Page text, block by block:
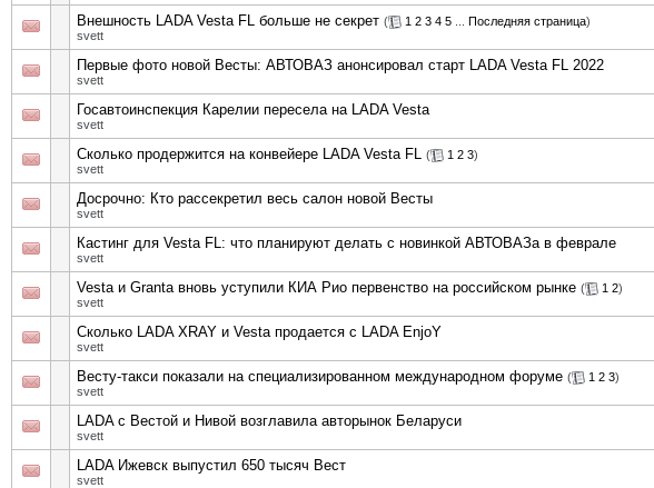
Внешность LADA Vesta FL больше не секрет ( 1 2 3 4 5 Последняя страница)
svett
Первые фото новой Весты: АВТОВАЗ анонсировал старт LADA Vesta FL 2022
svett
Госавтоинспекция Карелии пересела на LADA Vesta
svett
Сколько продержится на конвейере LADA Vesta FL ( 1 2 3)
svett
Досрочно: Кто рассекретил весь салон новой Весты
svett
Кастинг для Vesta FL: что планируют делать с новинкой АВТОВАЗа в феврале
svett
Vesta и Granta вновь уступили КИА Рио первенство на российском рынке ( 1 2)
svett
Сколько LADA XRAY и Vesta продается с LADA EnjoY
svett
Весту-такси показали на специализированном международном форуме ( 1 2 3)
svett
LADA с Вестой и Нивой возглавила авторынок Беларуси
svett
LADA Ижевск выпустил 650 тысяч Вест
svett